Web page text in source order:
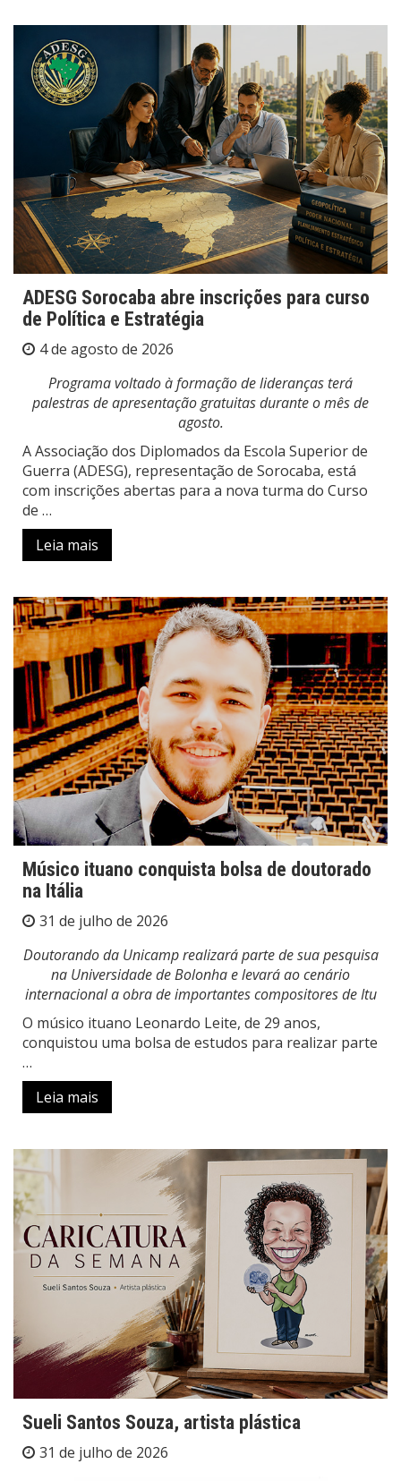
ADESG Sorocaba abre inscrições para curso
de Política e Estratégia
4 de agosto de 2026
Programa voltado à formação de lideranças terá
palestras de apresentação gratuitas durante o mês de
agosto.
A Associação dos Diplomados da Escola Superior de
Guerra (ADESG), representação de Sorocaba, está
com inscrições abertas para a nova turma do Curso
de …
Leia mais
Músico ituano conquista bolsa de doutorado
na Itália
31 de julho de 2026
Doutorando da Unicamp realizará parte de sua pesquisa
na Universidade de Bolonha e levará ao cenário
internacional a obra de importantes compositores de Itu
O músico ituano Leonardo Leite, de 29 anos,
conquistou uma bolsa de estudos para realizar parte
…
Leia mais
Sueli Santos Souza, artista plástica
31 de julho de 2026